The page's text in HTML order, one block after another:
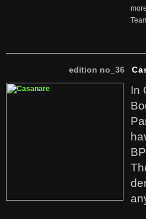
edition no_36
In